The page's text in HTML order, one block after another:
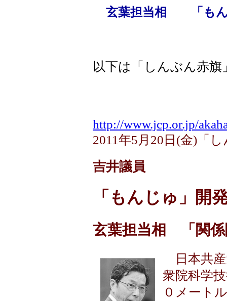
玄葉担当相 「もん
以下は「しんぶん赤
http://www.jcp.or.jp/
2011年5月20日(金)「
吉井議員
「もんじゅ」開
玄葉担当相 「関係
日本共産
衆院科学
０メート